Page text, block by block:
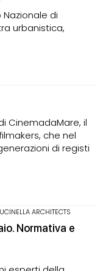
di
urbanistica,
CinemadaMare, il
che nel
di registi
ARCHITECTS
Normativa e